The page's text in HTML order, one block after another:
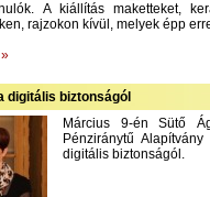
A kiállítás maketteket,
rajzokon kívül, melyek épp
digitális biztonságól
Március 9-én Sütő
Pénziránytű
digitális biztonságól.